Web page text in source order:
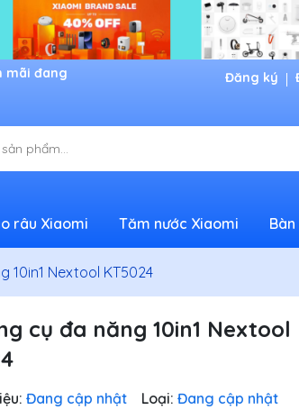
Đăng ký
râu Xiaomi Tăm nước Xiaomi
10in1 Nextool KT5024
cụ đa năng 10in1 Nextool
Đang cập nhật Loại: Đang cập nhật